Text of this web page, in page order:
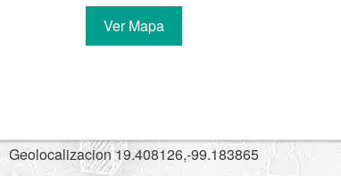
Ver Mapa
Geolocalizacion 19.408126,-99.183865